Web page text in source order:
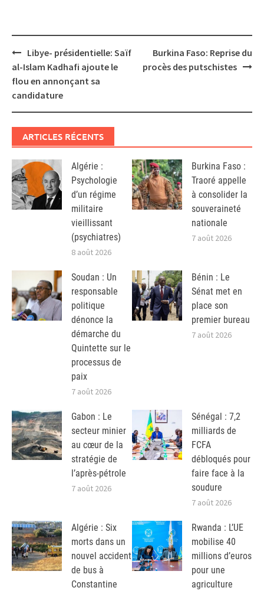
Post
navigation
Libye- présidentielle: Saïf
al-Islam Kadhafi ajoute le
flou en annonçant sa
candidature
Burkina Faso: Reprise du
procès des putschistes
ARTICLES RÉCENTS
Algérie :
Psychologie
d’un régime
militaire
vieillissant
(psychiatres)
8 août 2026
Burkina Faso :
Traoré appelle
à consolider la
souveraineté
nationale
7 août 2026
Soudan : Un
responsable
politique
dénonce la
démarche du
Quintette sur le
processus de
paix
7 août 2026
Bénin : Le
Sénat met en
place son
premier bureau
7 août 2026
Gabon : Le
secteur minier
au cœur de la
stratégie de
l’après-pétrole
7 août 2026
Sénégal : 7,2
milliards de
FCFA
débloqués pour
faire face à la
soudure
7 août 2026
Algérie : Six
morts dans un
nouvel accident
de bus à
Constantine
Rwanda : L’UE
mobilise 40
millions d’euros
pour une
agriculture